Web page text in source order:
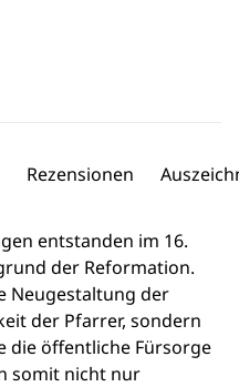
Rezensionen
entstanden im 16.
der Reformation.
Neugestaltung der
der Pfarrer, sondern
die öffentliche Fürsorge
somit nicht nur